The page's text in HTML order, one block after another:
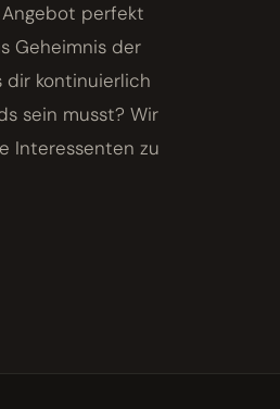
perfekt
Geheimnis der
dir kontinuierlich
sein musst? Wir
Interessenten zu